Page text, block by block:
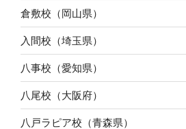
倉敷校（岡山県）
入間校（埼玉県）
八事校（愛知県）
八尾校（大阪府）
八戸ラピア校（青森県）